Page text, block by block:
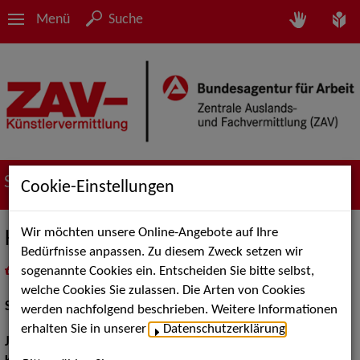
Menü Suche
Suche nach Künstler*innen
Klaus Zmorek
als PDF speichern
inMeine Merklistelegen
Schauspiel:Film und TV, Bühne
Jahrgang:
Cookie-Einstellungen
Wir möchten unsere Online-Angebote auf Ihre
Bedürfnisse anpassen. Zu diesem Zweck setzen wir
sogenannte Cookies ein. Entscheiden Sie bitte selbst,
welche Cookies Sie zulassen. Die Arten von Cookies
werden nachfolgend beschrieben. Weitere Informationen
erhalten Sie in unserer
Datenschutzerklärung